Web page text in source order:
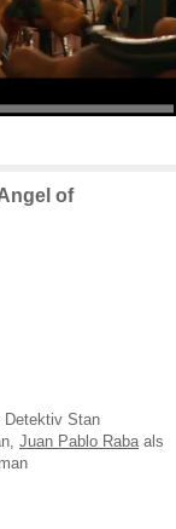
of
Detektiv Stan
Juan Pablo Rabaals